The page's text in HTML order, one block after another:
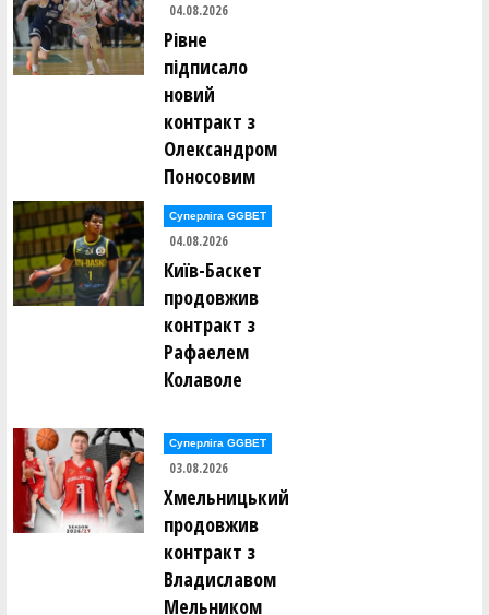
04.08.2026
Рівне
підписало
новий
контракт з
Олександром
Поносовим
Суперліга GGBET
04.08.2026
Київ-Баскет
продовжив
контракт з
Рафаелем
Колаволе
Суперліга GGBET
03.08.2026
Хмельницький
продовжив
контракт з
Владиславом
Мельником